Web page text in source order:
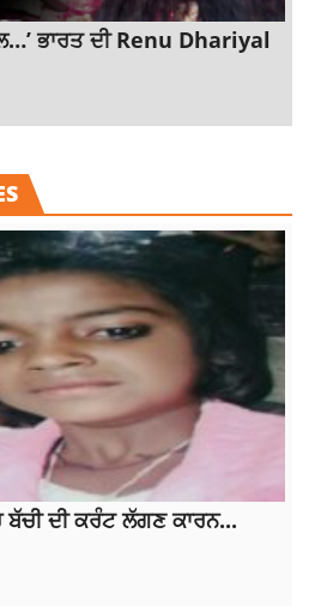
ਭਾਰਤ ਦੀ Renu Dhariyal
ਬੱਚੀ ਦੀ ਕਰੰਟ ਲੱਗਣ ਕਾਰਨ...